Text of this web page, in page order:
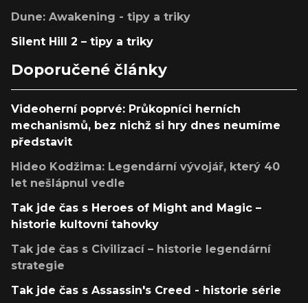
Dune: Awakening - tipy a triky
Silent Hill 2 – tipy a triky
Doporučené články
Videoherní poprvé: Průkopníci herních
mechanismů, bez nichž si hry dnes neumíme
představit
Hideo Kodžima: Legendární vývojář, který 40
let nešlápnul vedle
Tak jde čas s Heroes of Might and Magic –
historie kultovní tahovky
Tak jde čas s Civilizací – historie legendární
strategie
Tak jde čas s Assassin's Creed - historie série